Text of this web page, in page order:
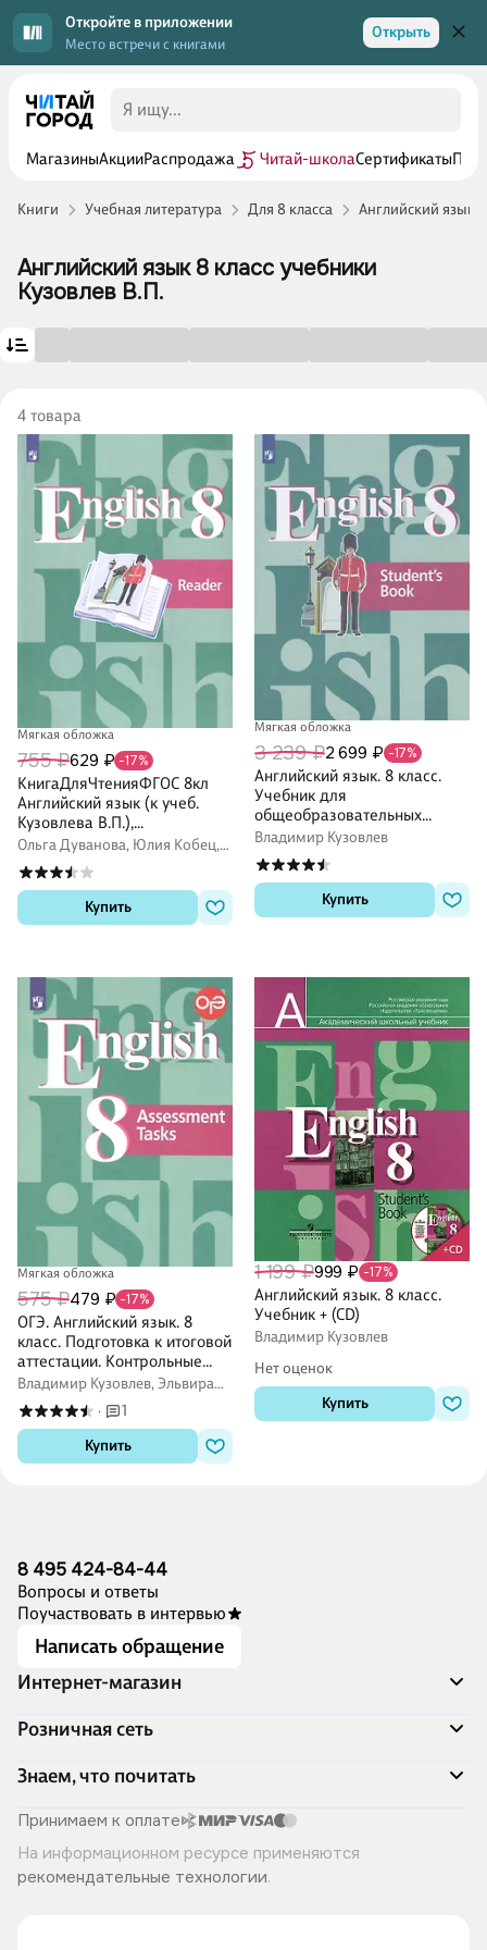
Откройте в приложении
Место встречи с книгами
Открыть
МагазиныАкцииРаспродажа Читай-школаСертификаты
Книги Учебная литература Для 8 класса Английский язык 8
Английский язык 8 класс учебники
Кузовлев В.П.
4 товара
Мягкая обложка
755 ₽629 ₽ -17%
КнигаДляЧтенияФГОС 8кл
Английский язык (к учеб.
Кузовлева В.П.),
(Просвещение, 2019), Обл,
c.112
Ольга Дуванова, Юлия Кобец,
Ирина Костина, Владимир
Кузовлев, Наталья Лапа,
Эльвира Перегудова
Купить
Мягкая обложка
3 239 ₽2 699 ₽ -17%
Английский язык. 8 класс.
Учебник для
общеобразовательных
организаций
Владимир Кузовлев
Купить
Мягкая обложка
575 ₽479 ₽ -17%
ОГЭ. Английский язык. 8
класс. Подготовка к итоговой
аттестации. Контрольные
задания. Учебное пособие
для общеобразовательных
организаций
Владимир Кузовлев, Эльвира
Перегудова, Виктор Симкин
·
1
Купить
1 199 ₽999 ₽ -17%
Английский язык. 8 класс.
Учебник + (CD)
Владимир Кузовлев
Нет оценок
Купить
8 495 424-84-44
Вопросы и ответы
Поучаствовать в интервью
Написать обращение
Интернет-магазин
Акции
Доставка и оплата
Программа лояльности
Подарочные сертификаты
Правила продажи
Политика конфиденциальности
Розничная сеть
Адреса магазинов
О компании
Хотите у нас работать?
Знаем, что почитать
Скоро в продаже
Лучшие из лучших
Читай-журнал
Принимаем к оплате
На информационном ресурсе применяются
рекомендательные технологии.